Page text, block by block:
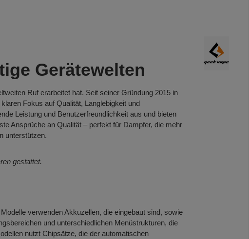
Gerätewelten
Ruf erarbeitet hat. Seit seiner Gründung 2015 in
Fokus auf Qualität, Langlebigkeit und
Leistung und Benutzerfreundlichkeit aus und bieten
Ansprüche an Qualität – perfekt für Dampfer, die mehr
unterstützen.
gestattet.
verwenden Akkuzellen, die eingebaut sind, sowie
und unterschiedlichen Menüstrukturen, die
nutzt Chipsätze, die der automatischen